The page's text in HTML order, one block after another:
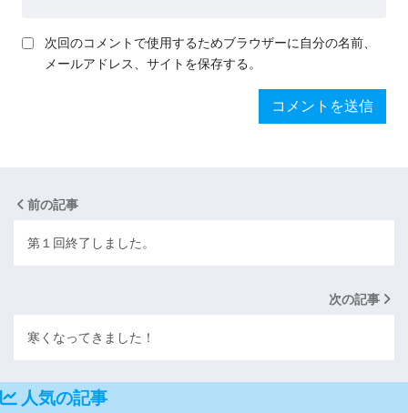
次回のコメントで使用するためブラウザーに自分の名前、
メールアドレス、サイトを保存する。
前の記事
第１回終了しました。
次の記事
寒くなってきました！
人気の記事